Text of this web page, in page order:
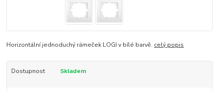
Horizontální jednoduchý rámeček LOGI v bílé barvě. celý popis
Dostupnost Skladem